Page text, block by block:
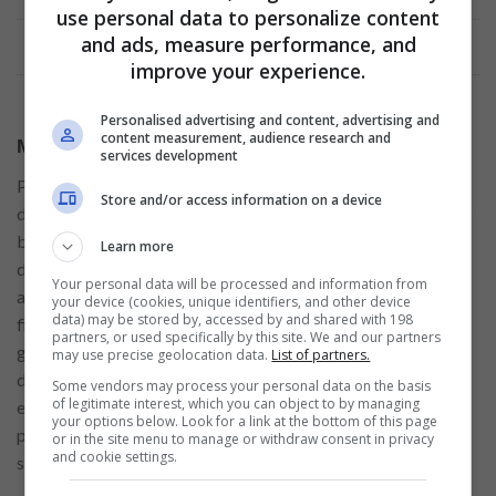
Anúncio
Múltiplas vantagens!
Para você que ainda está em dúvida entre solicitar o cartão
de crédito Bradesco Neo ou não, os parágrafos abaixo serão
bem esclarecedores para você e irão te ajudar a tomar uma
decisão positiva, afinal esse cartão oferece uma gama
abrangente de benefícios que visam simplificar a vida
financeira dos seus clientes. Um dos destaques é a anuidade
gratuita, contanto que o cliente mantenha uma fatura mensal
de pelo menos R$50, e cá para nós, não é nada difícil manter
essa regularidade mensal, não é mesmo? Essa política
permite que os usuários desfrutem dos serviços do cartão
sem se preocuparem com custos adicionais.
use personal data to personalize content
and ads, measure performance, and
improve your experience.
Personalised advertising and content, advertising and
content measurement, audience research and
services development
Store and/or access information on a device
Learn more
Your personal data will be processed and information from
your device (cookies, unique identifiers, and other device
data) may be stored by, accessed by and shared with 198
partners, or used specifically by this site. We and our partners
may use precise geolocation data. List of partners.
Some vendors may process your personal data on the basis
of legitimate interest, which you can object to by managing
your options below. Look for a link at the bottom of this page
or in the site menu to manage or withdraw consent in privacy
and cookie settings.